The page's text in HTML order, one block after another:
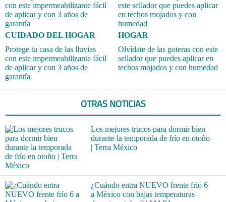
CUIDADO DEL HOGAR
Protege tu casa de las lluvias
con este impermeabilizante fácil
de aplicar y con 3 años de
garantía
HOGAR
Olvídate de las goteras con este
sellador que puedes aplicar en
techos mojados y con humedad
OTRAS NOTICIAS
Los mejores trucos para dormir bien
durante la temporada de frío en otoño
| Terra México
¿Cuándo entra NUEVO frente frío 6
a México con bajas temperaturas